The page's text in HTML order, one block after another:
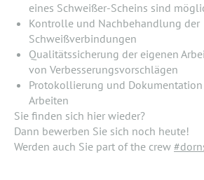
eines Schweißer-Scheins sind
Kontrolle und Nachbehandlung der
Schweißverbindungen
Qualitätssicherung der eigenen
von Verbesserungsvorschlägen
Protokollierung und
Arbeiten
Sie finden sich hier wieder?
Dann bewerben Sie sich noch heute!
Werden auch Sie part of the crew